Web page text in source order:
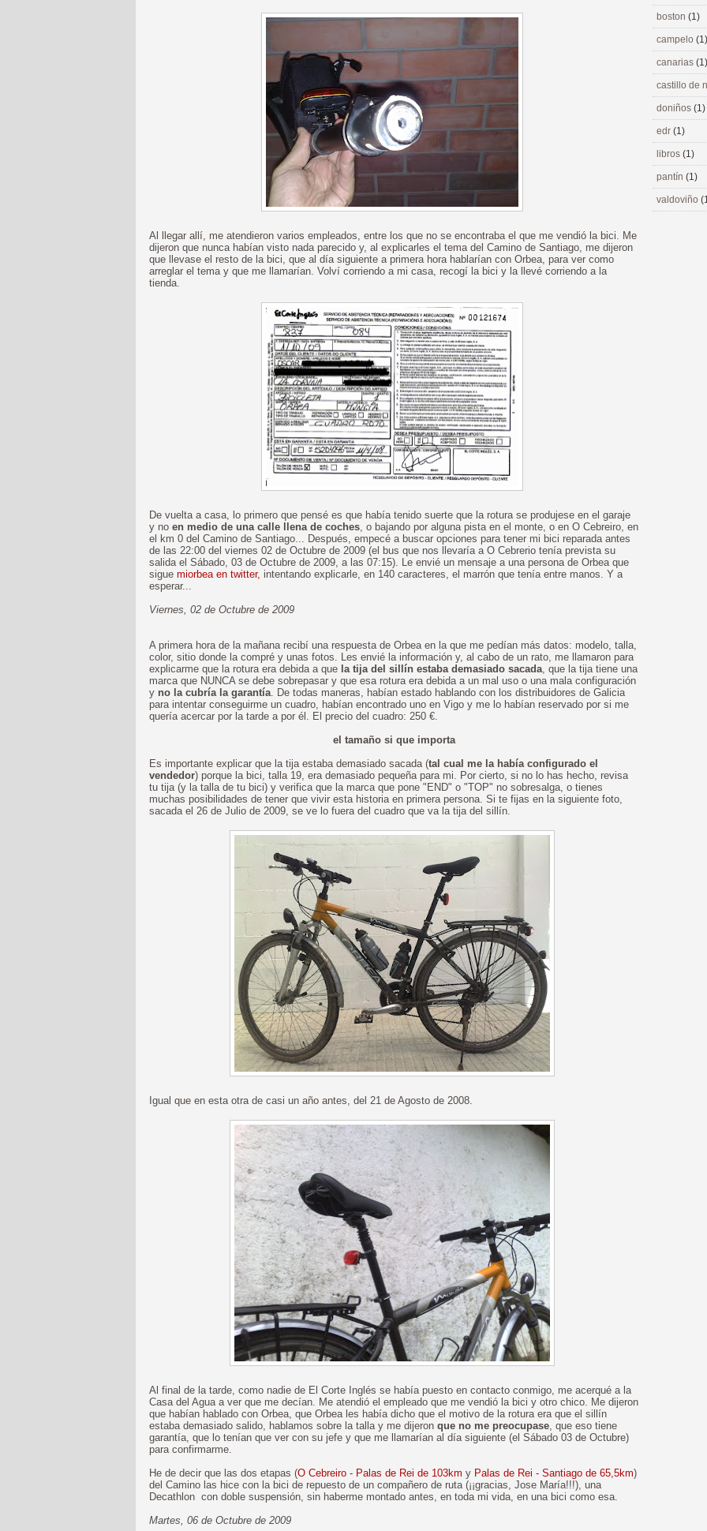
Al llegar allí, me atendieron varios empleados, entre los que no se encontraba el que me vendió la bici. Me
dijeron que nunca habían visto nada parecido y, al explicarles el tema del Camino de Santiago, me dijeron
que llevase el resto de la bici, que al día siguiente a primera hora hablarían con Orbea, para ver como
arreglar el tema y que me llamarían. Volví corriendo a mi casa, recogí la bici y la llevé corriendo a la
tienda.
De vuelta a casa, lo primero que pensé es que había tenido suerte que la rotura se produjese en el garaje
y no en medio de una calle llena de coches, o bajando por alguna pista en el monte, o en O Cebreiro, en
el km 0 del Camino de Santiago... Después, empecé a buscar opciones para tener mi bici reparada antes
de las 22:00 del viernes 02 de Octubre de 2009 (el bus que nos llevaría a O Cebrerio tenía prevista su
salida el Sábado, 03 de Octubre de 2009, a las 07:15). Le envié un mensaje a una persona de Orbea que
sigue miorbea en twitter, intentando explicarle, en 140 caracteres, el marrón que tenía entre manos. Y a
esperar...
Viernes, 02 de Octubre de 2009
A primera hora de la mañana recibí una respuesta de Orbea en la que me pedían más datos: modelo, talla,
color, sitio donde la compré y unas fotos. Les envié la información y, al cabo de un rato, me llamaron para
explicarme que la rotura era debida a que la tija del sillín estaba demasiado sacada, que la tija tiene una
marca que NUNCA se debe sobrepasar y que esa rotura era debida a un mal uso o una mala configuración
y no la cubría la garantía. De todas maneras, habían estado hablando con los distribuidores de Galicia
para intentar conseguirme un cuadro, habían encontrado uno en Vigo y me lo habían reservado por si me
quería acercar por la tarde a por él. El precio del cuadro: 250 €.
el tamaño si que importa
Es importante explicar que la tija estaba demasiado sacada (tal cual me la había configurado el
vendedor) porque la bici, talla 19, era demasiado pequeña para mi. Por cierto, si no lo has hecho, revisa
tu tija (y la talla de tu bici) y verifica que la marca que pone "END" o "TOP" no sobresalga, o tienes
muchas posibilidades de tener que vivir esta historia en primera persona. Si te fijas en la siguiente foto,
sacada el 26 de Julio de 2009, se ve lo fuera del cuadro que va la tija del sillín.
Igual que en esta otra de casi un año antes, del 21 de Agosto de 2008.
Al final de la tarde, como nadie de El Corte Inglés se había puesto en contacto conmigo, me acerqué a la
Casa del Agua a ver que me decían. Me atendió el empleado que me vendió la bici y otro chico. Me dijeron
que habían hablado con Orbea, que Orbea les había dicho que el motivo de la rotura era que el sillín
estaba demasiado salido, hablamos sobre la talla y me dijeron que no me preocupase, que eso tiene
garantía, que lo tenían que ver con su jefe y que me llamarían al día siguiente (el Sábado 03 de Octubre)
para confirmarme.
He de decir que las dos etapas (O Cebreiro - Palas de Rei de 103km y Palas de Rei - Santiago de 65,5km)
del Camino las hice con la bici de repuesto de un compañero de ruta (¡¡gracias, Jose María!!!), una
Decathlon con doble suspensión, sin haberme montado antes, en toda mi vida, en una bici como esa.
Martes, 06 de Octubre de 2009
boston (1)
campelo (1)
canarias (1)
castillo de
doniños (1)
edr (1)
libros (1)
pantín (1)
valdoviño